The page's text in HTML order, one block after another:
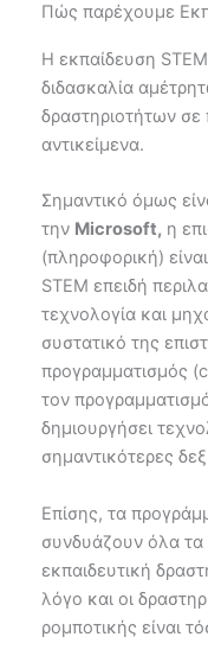
Πώς παρέχουμε
Η εκπαίδευση
διδασκαλία
δραστηριοτήτων
αντικείμενα.
Σημαντικό όμως
την Microsoft, η
(πληροφορική)
STEM επειδή
τεχνολογία και
συστατικό της
προγραμματισμός
τον
δημιουργήσει
σημαντικότερες
Επίσης, τα
συνδυάζουν όλα τα
εκπαιδευτική
λόγο και οι
ρομποτικής είναι